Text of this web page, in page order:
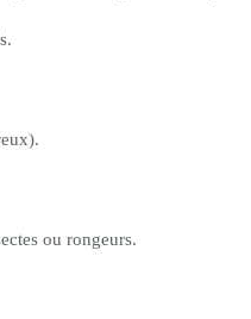
ou rongeurs.